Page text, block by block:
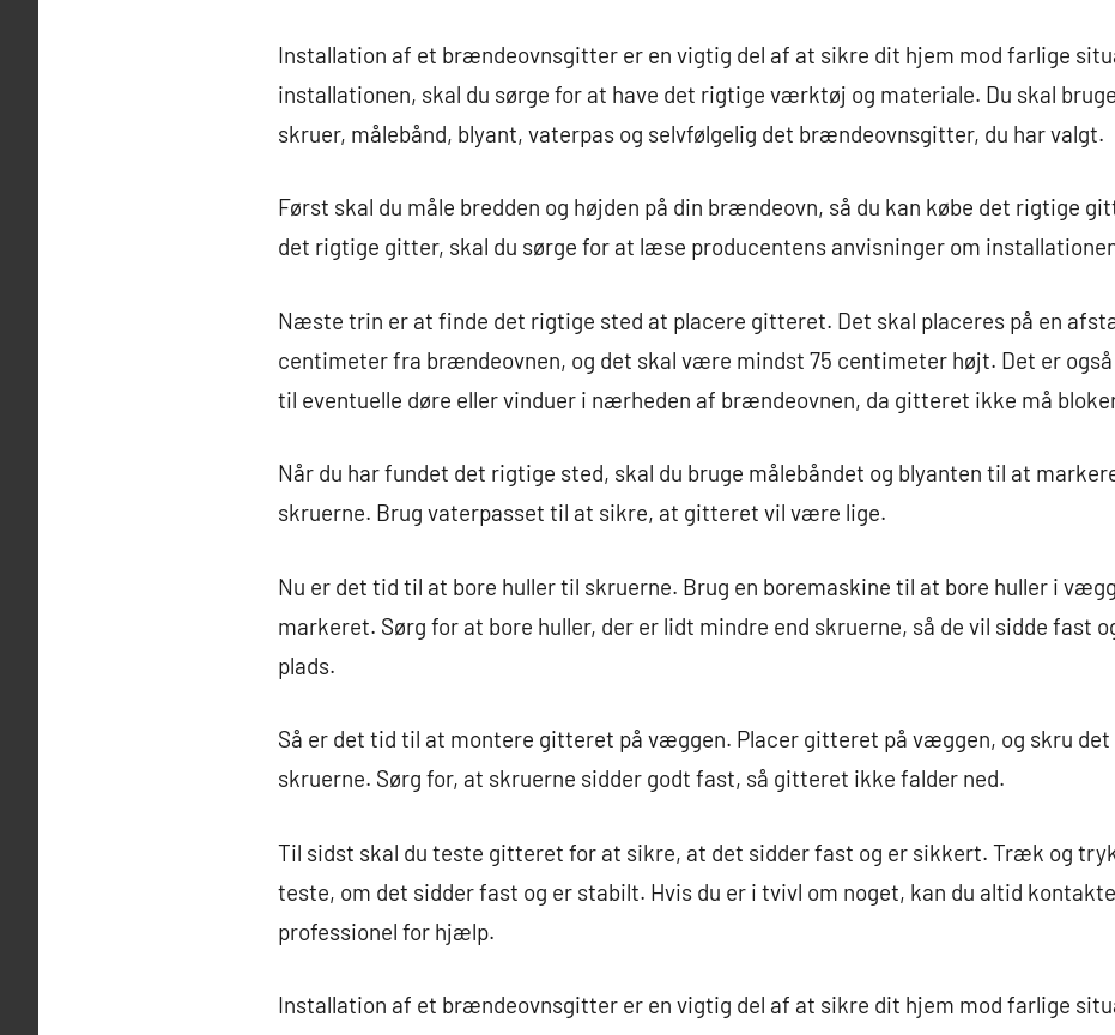
Installation af et brændeovnsgitter er en vigtig del af at sikre dit hjem mod farlige
installationen, skal du sørge for at have det rigtige værktøj og materiale. Du skal
skruer, målebånd, blyant, vaterpas og selvfølgelig det brændeovnsgitter, du har valgt.
Først skal du måle bredden og højden på din brændeovn, så du kan købe det rigtige
det rigtige gitter, skal du sørge for at læse producentens anvisninger om
Næste trin er at finde det rigtige sted at placere gitteret. Det skal placeres på en
centimeter fra brændeovnen, og det skal være mindst 75 centimeter højt. Det er
til eventuelle døre eller vinduer i nærheden af brændeovnen, da gitteret ikke må
Når du har fundet det rigtige sted, skal du bruge målebåndet og blyanten til at
skruerne. Brug vaterpasset til at sikre, at gitteret vil være lige.
Nu er det tid til at bore huller til skruerne. Brug en boremaskine til at bore huller i
markeret. Sørg for at bore huller, der er lidt mindre end skruerne, så de vil sidde fast
plads.
Så er det tid til at montere gitteret på væggen. Placer gitteret på væggen, og skru
skruerne. Sørg for, at skruerne sidder godt fast, så gitteret ikke falder ned.
Til sidst skal du teste gitteret for at sikre, at det sidder fast og er sikkert. Træk og
teste, om det sidder fast og er stabilt. Hvis du er i tvivl om noget, kan du altid
professionel for hjælp.
Installation af et brændeovnsgitter er en vigtig del af at sikre dit hjem mod farlige